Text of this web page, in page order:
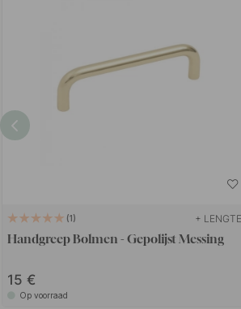
1 +
Handgreep Bolmen - Gepolijst Messing
15
Op voorraad